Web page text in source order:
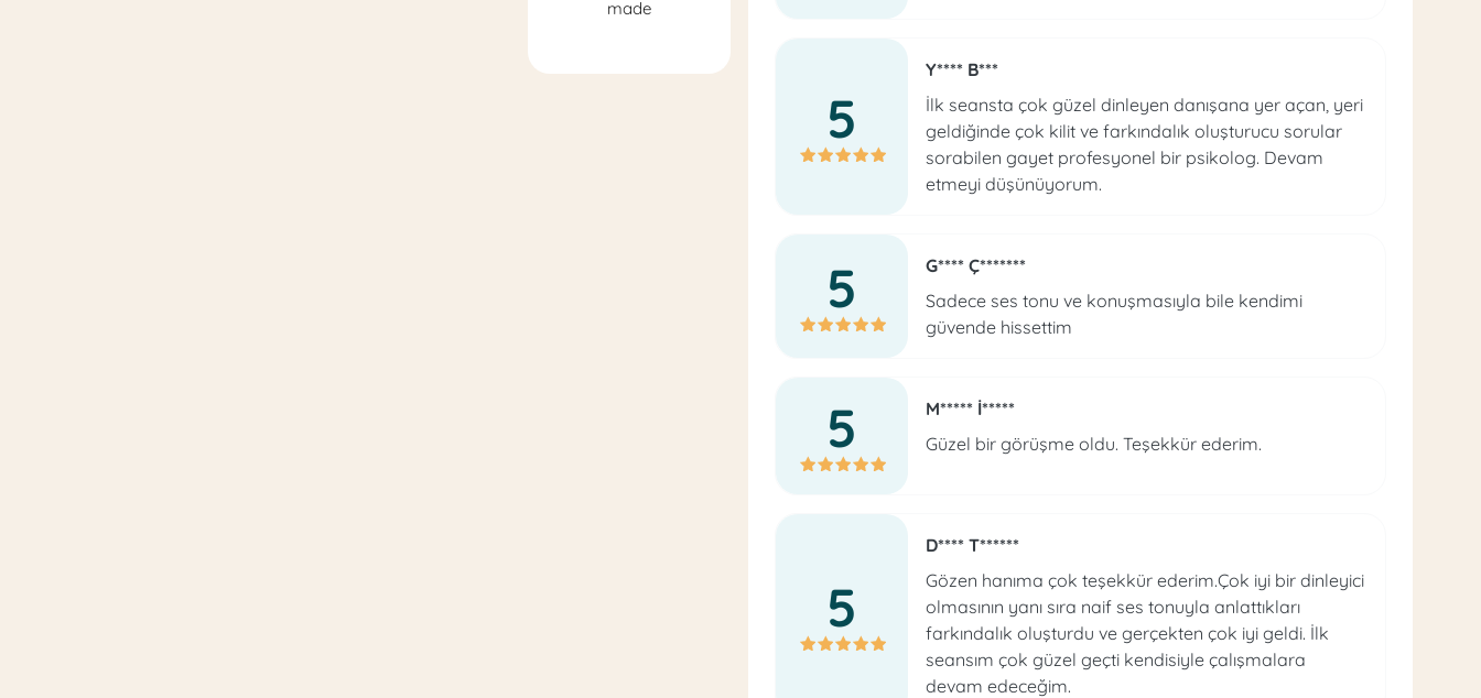
made
5
Y**** B***
İlk seansta çok güzel dinleyen danışana yer açan, yeri
geldiğinde çok kilit ve farkındalık oluşturucu sorular
sorabilen gayet profesyonel bir psikolog. Devam
etmeyi düşünüyorum.
5
G**** Ç*******
Sadece ses tonu ve konuşmasıyla bile kendimi
güvende hissettim
5
M***** İ*****
Güzel bir görüşme oldu. Teşekkür ederim.
5
D**** T******
Gözen hanıma çok teşekkür ederim.Çok iyi bir dinleyici
olmasının yanı sıra naif ses tonuyla anlattıkları
farkındalık oluşturdu ve gerçekten çok iyi geldi. İlk
seansım çok güzel geçti kendisiyle çalışmalara
devam edeceğim.